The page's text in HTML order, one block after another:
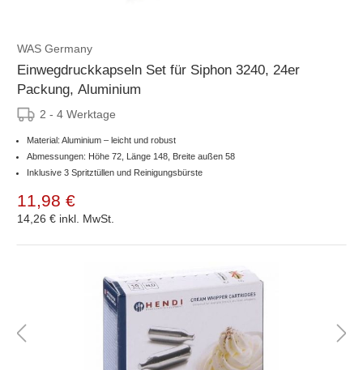
WAS Germany
Einwegdruckkapseln Set für Siphon 3240, 24er
Packung, Aluminium
2 - 4 Werktage
Material: Aluminium – leicht und robust
Abmessungen: Höhe 72, Länge 148, Breite außen 58
Inklusive 3 Spritztüllen und Reinigungsbürste
11,98 €
14,26 € inkl. MwSt.